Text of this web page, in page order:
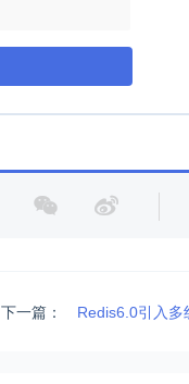
下一篇： Redis6.0引入多